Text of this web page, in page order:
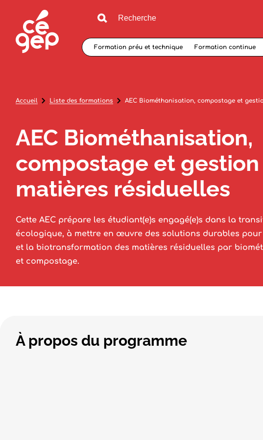
Formation préu et technique Formation continue
Accueil Liste des formations AEC Biométhanisation, compostage et
AEC Biométhanisation,
compostage et gestion
matières résiduelles
Cette AEC prépare les étudiant(e)s engagé(e)s dans la
écologique, à mettre en œuvre des solutions durables
et la biotransformation des matières résiduelles par
et compostage.
À propos du programme